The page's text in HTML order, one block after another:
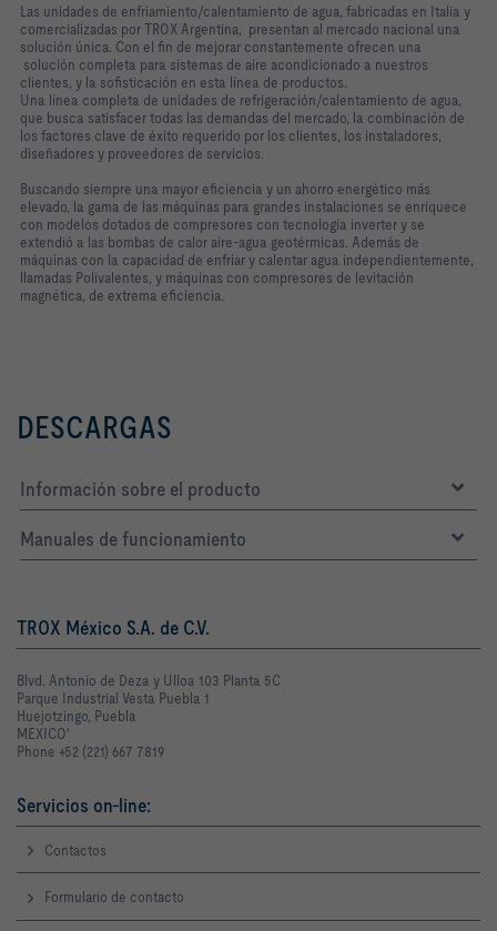
Las unidades de enfriamiento/calentamiento de agua, fabricadas en Italia y
comercializadas por TROX Argentina, presentan al mercado nacional una
solución única. Con el fin de mejorar constantemente ofrecen una
solución completa para sistemas de aire acondicionado a nuestros
clientes, y la sofisticación en esta línea de productos.
Una línea completa de unidades de refrigeración/calentamiento de agua,
que busca satisfacer todas las demandas del mercado, la combinación de
los factores clave de éxito requerido por los clientes, los instaladores,
diseñadores y proveedores de servicios.
Buscando siempre una mayor eficiencia y un ahorro energético más
elevado, la gama de las máquinas para grandes instalaciones se enriquece
con modelos dotados de compresores con tecnología inverter y se
extendió a las bombas de calor aire-agua geotérmicas. Además de
máquinas con la capacidad de enfriar y calentar agua independientemente,
llamadas Polivalentes, y máquinas con compresores de levitación
magnética, de extrema eficiencia.
DESCARGAS
Información sobre el producto
Manuales de funcionamiento
TROX México S.A. de C.V.
Blvd. Antonio de Deza y Ulloa 103 Planta 5C
Parque Industrial Vesta Puebla 1
Huejotzingo, Puebla
MEXICO'
Phone +52 (221) 667 7819
Servicios on-line:
Contactos
Formulario de contacto